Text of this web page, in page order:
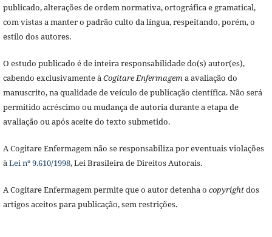
publicado, alterações de ordem normativa, ortográfica e gramatical,
com vistas a manter o padrão culto da língua, respeitando, porém, o
estilo dos autores.
O estudo publicado é de inteira responsabilidade do(s) autor(es),
cabendo exclusivamente àCogitare Enfermagema avaliação do
manuscrito, na qualidade de veículo de publicação científica. Não será
permitido acréscimo ou mudança de autoria durante a etapa de
avaliação ou após aceite do texto submetido.
A Cogitare Enfermagem não se responsabiliza por eventuais violações
àLei nº 9.610/1998, Lei Brasileira de Direitos Autorais.
A Cogitare Enfermagem permite que o autor detenha o copyrightdos
artigos aceitos para publicação, sem restrições.